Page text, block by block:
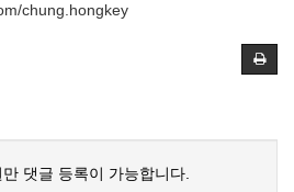
chung.hongkey
댓글 등록이 가능합니다.